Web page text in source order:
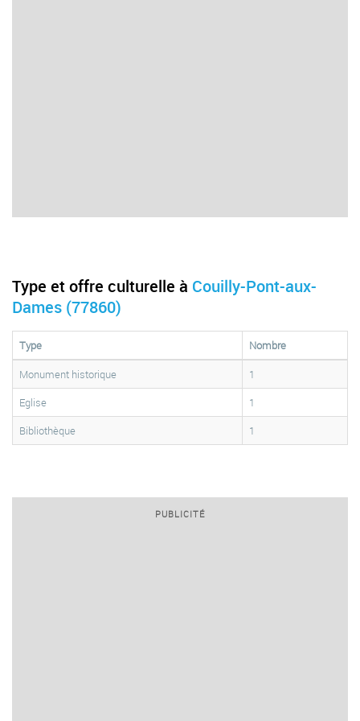
Type et offre culturelle à Couilly-Pont-aux-
Dames (77860)
Type
Nombre
Monument historique
1
Eglise
1
Bibliothèque
1
PUBLICITÉ